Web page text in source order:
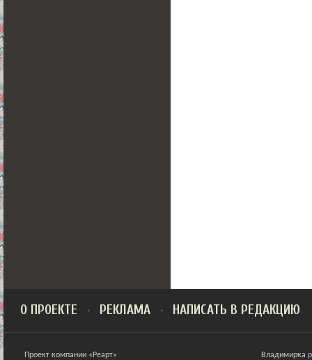
О ПРОЕКТЕ РЕКЛАМА НАПИСАТЬ В РЕДАКЦИЮ
Проект компании «Реарт» Владимирка